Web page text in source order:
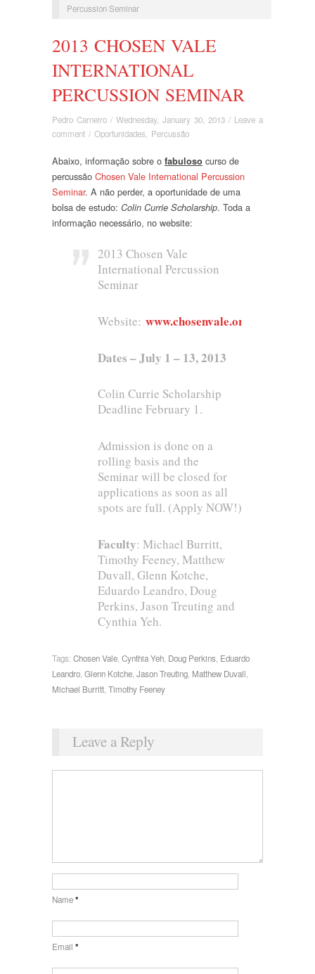
Percussion Seminar
2013 CHOSEN VALE
INTERNATIONAL
PERCUSSION SEMINAR
Pedro Carneiro / Wednesday, January 30, 2013 / Leave a
comment / Oportunidades Percussão
Abaixo, informação sobre o fabuloso curso de
percussão Chosen Vale International Percussion
Seminar. A não perder, a oportunidade de uma
bolsa de estudo: Colin Currie Scholarship. Toda a
informação necessário, no website:
2013 Chosen Vale
International Percussion
Seminar
Website: www.chosenvale.org
Dates – July 1 – 13, 2013
Colin Currie Scholarship
Deadline February 1.
Admission is done on a
rolling basis and the
Seminar will be closed for
applications as soon as all
spots are full. (Apply NOW!)
Faculty: Michael Burritt,
Timothy Feeney, Matthew
Duvall, Glenn Kotche,
Eduardo Leandro, Doug
Perkins, Jason Treuting and
Cynthia Yeh.
Tags: Chosen Vale Cynthia Yeh Doug Perkins Eduardo
Leandro Glenn Kotche Jason Treuting Matthew Duvall
Michael Burritt Timothy Feeney
Leave a Reply
Name*
Email *